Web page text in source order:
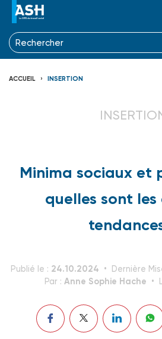
ACCUEIL INSERTION
Minima sociaux et
quelles sont
Publié le : 24.10.2024 Dernière
Par : Anne Sophie Hache